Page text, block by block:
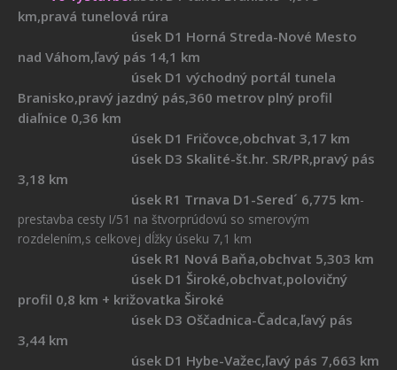
km,pravá tunelová rúra
úsek D1 Horná Streda-Nové Mesto
nad Váhom,ľavý pás 14,1 km
úsek D1 východný portál tunela
Branisko,pravý jazdný pás,360 metrov plný profil
diaľnice 0,36 km
úsek D1 Fričovce,obchvat 3,17 km
úsek D3 Skalité-št.hr. SR/PR,pravý pás
3,18 km
úsek R1 Trnava D1-Sered´ 6,775 km-
prestavba cesty I/51 na štvorprúdovú so smerovým
rozdelením,s celkovej dĺžky úseku 7,1 km
úsek R1 Nová Baňa,obchvat 5,303 km
úsek D1 Široké,obchvat,polovičný
profil 0,8 km + križovatka Široké
úsek D3 Oščadnica-Čadca,ľavý pás
3,44 km
úsek D1 Hybe-Važec,ľavý pás 7,663 km